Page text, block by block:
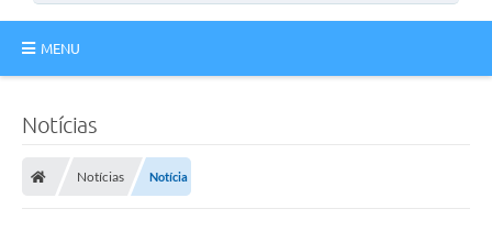
MENU
Autoatendimento
Notícias
Notícias Notícia